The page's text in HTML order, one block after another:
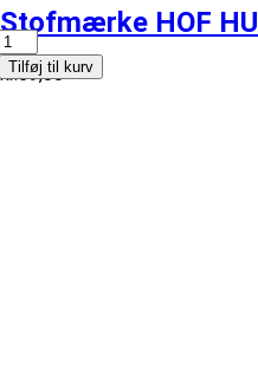
Stofmærke HOF
kr.59,00
Tilføj til kurv